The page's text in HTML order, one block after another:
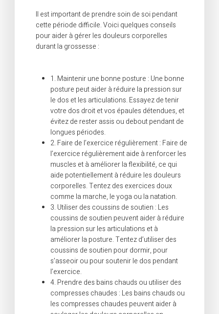
Il est important de prendre soin de soi pendant
cette période difficile. Voici quelques conseils
pour aider à gérer les douleurs corporelles
durant la grossesse :
1. Maintenir une bonne posture : Une bonne
posture peut aider à réduire la pression sur
le dos et les articulations. Essayez de tenir
votre dos droit et vos épaules détendues, et
évitez de rester assis ou debout pendant de
longues périodes.
2. Faire de l’exercice régulièrement : Faire de
l’exercice régulièrement aide à renforcer les
muscles et à améliorer la flexibilité, ce qui
aide potentiellement à réduire les douleurs
corporelles. Tentez des exercices doux
comme la marche, le yoga ou la natation.
3. Utiliser des coussins de soutien : Les
coussins de soutien peuvent aider à réduire
la pression sur les articulations et à
améliorer la posture. Tentez d’utiliser des
coussins de soutien pour dormir, pour
s’asseoir ou pour soutenir le dos pendant
l’exercice.
4. Prendre des bains chauds ou utiliser des
compresses chaudes : Les bains chauds ou
les compresses chaudes peuvent aider à